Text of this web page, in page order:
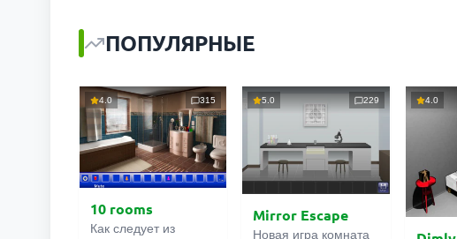
ПОПУЛЯРНЫЕ
4.0 315
10 rooms
Как следует из
5.0 229
Mirror Escape
Новая игра комната
4.0